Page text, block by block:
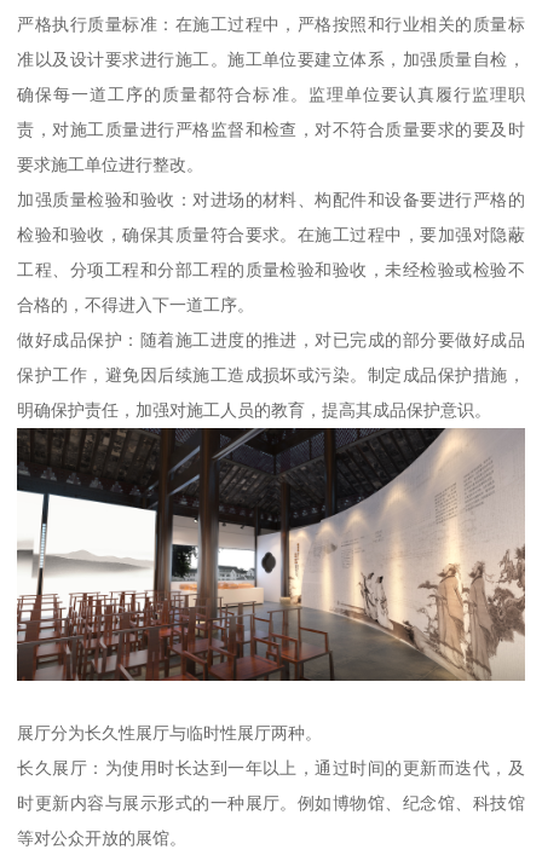
严格执行质量标准：在施工过程中，严格按照和行业相关的质量标
准以及设计要求进行施工。施工单位要建立体系，加强质量自检，
确保每一道工序的质量都符合标准。监理单位要认真履行监理职
责，对施工质量进行严格监督和检查，对不符合质量要求的要及时
要求施工单位进行整改。
加强质量检验和验收：对进场的材料、构配件和设备要进行严格的
检验和验收，确保其质量符合要求。在施工过程中，要加强对隐蔽
工程、分项工程和分部工程的质量检验和验收，未经检验或检验不
合格的，不得进入下一道工序。
做好成品保护：随着施工进度的推进，对已完成的部分要做好成品
保护工作，避免因后续施工造成损坏或污染。制定成品保护措施，
明确保护责任，加强对施工人员的教育，提高其成品保护意识。
展厅分为长久性展厅与临时性展厅两种。
长久展厅：为使用时长达到一年以上，通过时间的更新而迭代，及
时更新内容与展示形式的一种展厅。例如博物馆、纪念馆、科技馆
等对公众开放的展馆。